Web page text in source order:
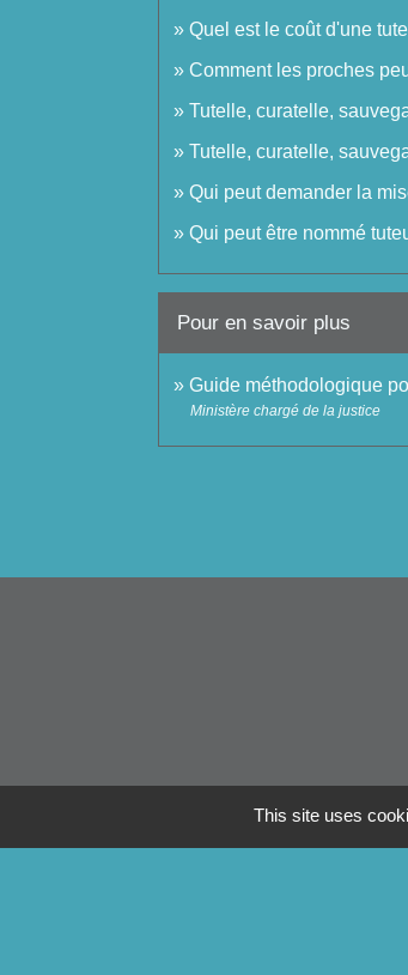
Quel est le coût d'une
Comment les proches
Tutelle, curatelle,
Tutelle, curatelle,
Qui peut demander la
Qui peut être nommé
Pour en savoir plus
Guide méthodologique
Ministère chargé de la justice
This site uses